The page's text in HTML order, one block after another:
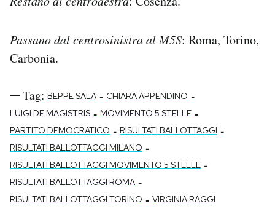
Passano dal centrosinistra al M5S: Roma, Torino,
Carbonia.
Tag: BEPPE SALA - CHIARA APPENDINO -
LUIGI DE MAGISTRIS - MOVIMENTO 5 STELLE -
PARTITO DEMOCRATICO - RISULTATI BALLOTTAGGI -
RISULTATI BALLOTTAGGI MILANO -
RISULTATI BALLOTTAGGI MOVIMENTO 5 STELLE -
RISULTATI BALLOTTAGGI ROMA -
RISULTATI BALLOTTAGGI TORINO - VIRGINIA RAGGI